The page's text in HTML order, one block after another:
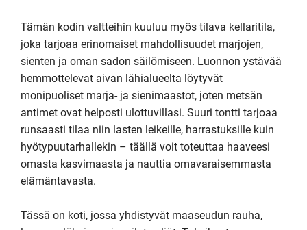
Tämän kodin valtteihin kuuluu myös tilava kellaritila,
joka tarjoaa erinomaiset mahdollisuudet marjojen,
sienten ja oman sadon säilömiseen. Luonnon ystävää
hemmottelevat aivan lähialueelta löytyvät
monipuoliset marja- ja sienimaastot, joten metsän
antimet ovat helposti ulottuvillasi. Suuri tontti tarjoaa
runsaasti tilaa niin lasten leikeille, harrastuksille kuin
hyötypuutarhallekin – täällä voit toteuttaa haaveesi
omasta kasvimaasta ja nauttia omavaraisemmasta
elämäntavasta.
Tässä on koti, jossa yhdistyvät maaseudun rauha,